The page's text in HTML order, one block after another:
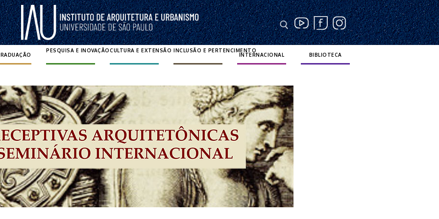
Pesquisar por:
PESQUISA E INOVAÇÃOCULTURA E EXTENSÃO INCLUSÃO E PERTENCIMENTO
INTERNACIONAL BIBLIOTECA